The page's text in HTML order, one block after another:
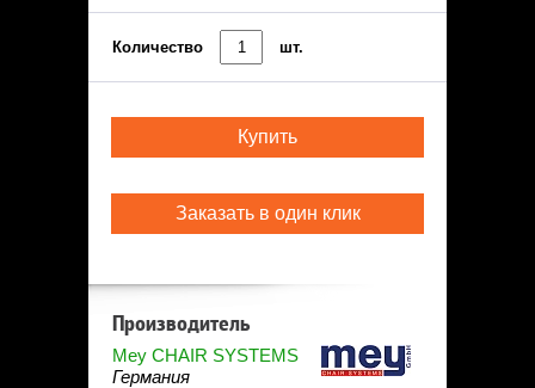
Количество шт.
Купить
Заказать в один клик
Производитель
Mey CHAIR SYSTEMS
Германия